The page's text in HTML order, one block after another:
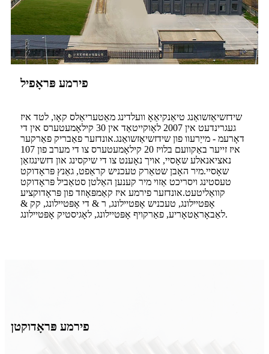
פירמע פּראָפיל
שידזשיאַזשואַנג טיאַנקיאַאָ וועלדינג מאַטעריאַלס קאָו, לטד איז
געגרינדעט אין 2007 לאָוקייטאַד אין 30 קילאָמעטערס אין די
דאָרעמ - מייַרעוו פון שידזשיאַזשואַנג.אונדזער פאַבריק פאַרקער
איז זייער באַקוועם בלויז 20 קילאָמעטערס צו די מערב פון 107
נאציאנאלע שאָסיי, אויך נאָענט צו די שיקסינג און דזשינגזאַן
שאָסיי.מיר האָבן שטאַרק טעכניש קראַפט, גאַנץ פּראָדוקט
טעסטינג ויסריכט אַזוי מיר קענען האַלטן סטאַביל פּראָדוקט
קוואַליטעט.אונדזער פירמע איז קאַמפּאָוזד פון פּראָדוקציע
אָפּטיילונג, טעכניש אָפּטיילונג, ר & די אָפּטיילונג, קק &
לאַבאָראַטאָריע, פאַרקויף אָפּטיילונג, לאָגיסטיק אָפּטיילונג.
פירמע פּראָדוקטן